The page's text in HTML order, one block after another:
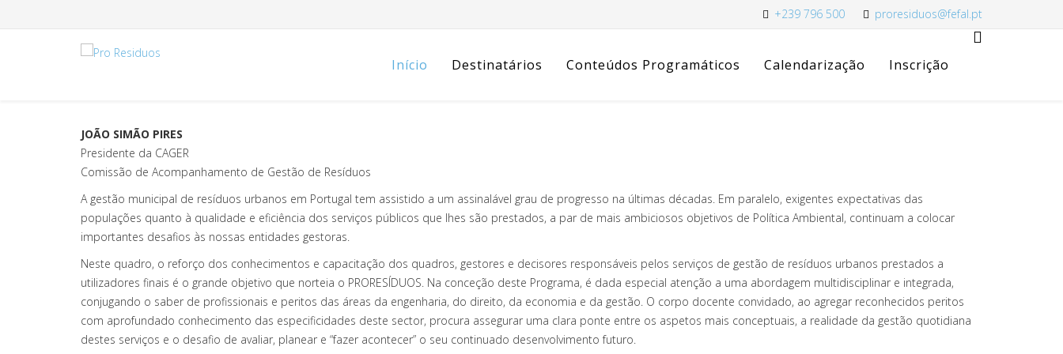
+239 796 500 proresiduos@fefal.pt
Início Destinatários Conteúdos Programáticos Calendarização Inscrição
JOÃO SIMÃO PIRES
Presidente da CAGER
Comissão de Acompanhamento de Gestão de Resíduos
A gestão municipal de resíduos urbanos em Portugal tem assistido a um assinalável grau de progresso na últimas décadas. Em paralelo, exigentes expectativas das
populações quanto à qualidade e eficiência dos serviços públicos que lhes são prestados, a par de mais ambiciosos objetivos de Política Ambiental, continuam a colocar
importantes desafios às nossas entidades gestoras.
Neste quadro, o reforço dos conhecimentos e capacitação dos quadros, gestores e decisores responsáveis pelos serviços de gestão de resíduos urbanos prestados a
utilizadores finais é o grande objetivo que norteia o PRORESÍDUOS. Na conceção deste Programa, é dada especial atenção a uma abordagem multidisciplinar e integrada,
conjugando o saber de profissionais e peritos das áreas da engenharia, do direito, da economia e da gestão. O corpo docente convidado, ao agregar reconhecidos peritos
com aprofundado conhecimento das especificidades deste sector, procura assegurar uma clara ponte entre os aspetos mais conceptuais, a realidade da gestão quotidiana
destes serviços e o desafio de avaliar, planear e “fazer acontecer” o seu continuado desenvolvimento futuro.